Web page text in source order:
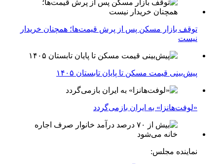
توقف بازار مسکن پس از پرش قیمت‌ها؛ همچنان خریدار
نیست
پیش‌بینی قیمت مسکن تا پایان تابستان ۱۴۰۵
«لوفت‌هانزا» به ایران بازمی‌گردد
نماینده مجلس: